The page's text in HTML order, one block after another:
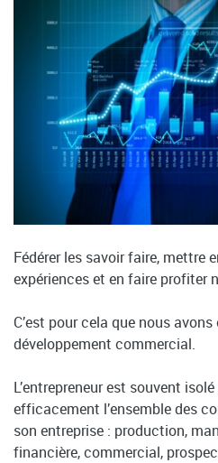
Fédérer les savoir faire, mettre
expériences et en faire profiter
C’est pour cela que nous
développement commercial.
L’entrepreneur est souvent
efficacement l’ensemble des
son entreprise : production,
financière, commercial,